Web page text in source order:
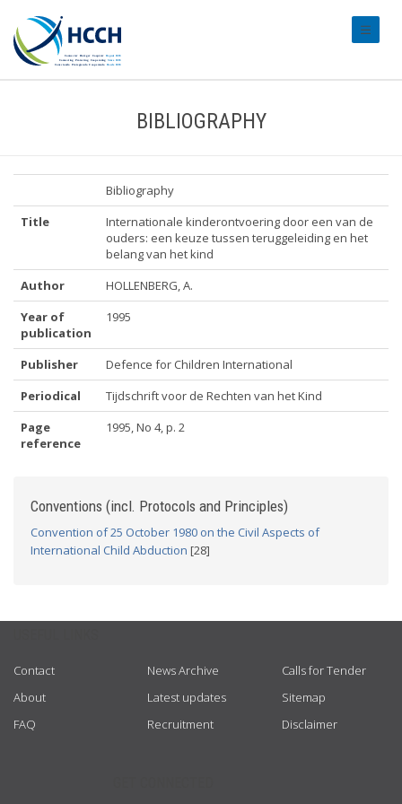
BIBLIOGRAPHY
Bibliography
Title
Internationale kinderontvoering door een van de
ouders: een keuze tussen teruggeleiding en het
belang van het kind
Author
HOLLENBERG, A.
Year of
publication
1995
Publisher
Defence for Children International
Periodical
Tijdschrift voor de Rechten van het Kind
Page
reference
1995, No 4, p. 2
Conventions (incl. Protocols and Principles)
Convention of 25 October 1980 on the Civil Aspects of
International Child Abduction [28]
Contact
About
FAQ
News Archive
Latest updates
Recruitment
Calls for Tender
Sitemap
Disclaimer